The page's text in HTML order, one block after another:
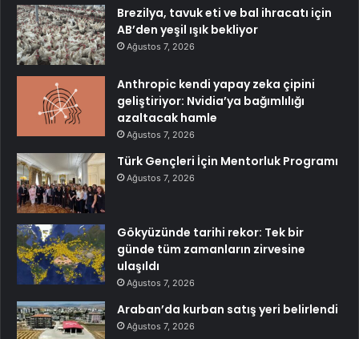
Brezilya, tavuk eti ve bal ihracatı için
AB’den yeşil ışık bekliyor
Ağustos 7, 2026
Anthropic kendi yapay zeka çipini
geliştiriyor: Nvidia’ya bağımlılığı
azaltacak hamle
Ağustos 7, 2026
Türk Gençleri İçin Mentorluk Programı
Ağustos 7, 2026
Gökyüzünde tarihi rekor: Tek bir
günde tüm zamanların zirvesine
ulaşıldı
Ağustos 7, 2026
Araban’da kurban satış yeri belirlendi
Ağustos 7, 2026